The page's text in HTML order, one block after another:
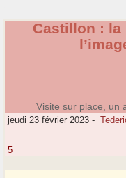
Castillon : la
Visite sur place, un
jeudi 23 février 2023 -
5